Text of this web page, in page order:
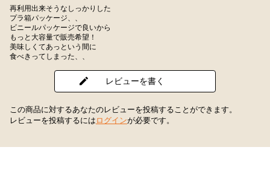
再利用出来そうなしっかりした
プラ箱パッケージ、、
ビニールパッケージで良いから
もっと大容量で販売希望！
美味しくてあっという間に
食べきってしまった、、
レビューを書く
この商品に対するあなたのレビューを投稿することができます。
レビューを投稿するには ログインが必要です。